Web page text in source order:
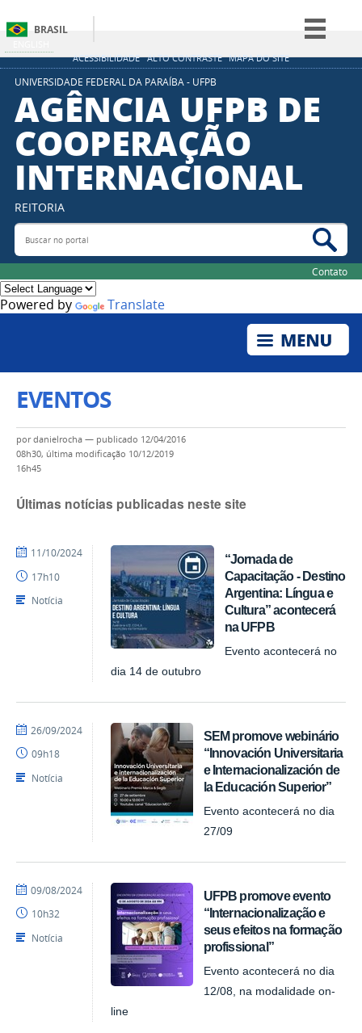
ACESSIBILIDADE ALTO CONTRASTE MAPA DO SITE
BRASIL
Simplifique!
Participe
Acesso à informação
Legislação
Canais
UNIVERSIDADE FEDERAL DA PARAÍBA - UFPB
AGÊNCIA UFPB DE
COOPERAÇÃO
INTERNACIONAL
REITORIA
Buscar no portal
Contato
Powered by Translate
EVENTOS
pordanielrocha — publicado 12/04/2016
08h30, última modificação 10/12/2019
16h45
Últimas notícias publicadas neste site
“Jornada de
Capacitação - Destino
Argentina: Língua e
Cultura” acontecerá
na UFPB
Evento acontecerá no
dia 14 de outubro
por
publicado
11/10/2024
17h10
Notícia
SEM promove webinário
“Innovación Universitaria
e Internacionalización de
la Educación Superior”
Evento acontecerá no dia
27/09
por
publicado
26/09/2024
09h18
Notícia
UFPB promove evento
“Internacionalização e
seus efeitos na formação
profissional”
Evento acontecerá no dia
12/08, na modalidade on-
line
por
publicado
09/08/2024
10h32
Notícia